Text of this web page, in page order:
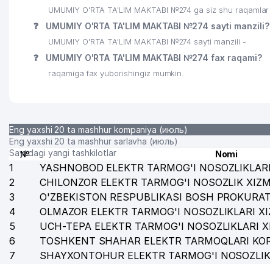
UMUMIY O'RTA TA'LIM MAKTABI №274 ga siz shu
❓ UMUMIY O'RTA TA'LIM MAKTABI №274 sayti manzili?
UMUMIY O'RTA TA'LIM MAKTABI №274 sayti manzili -
❓ UMUMIY O'RTA TA'LIM MAKTABI №274 fax raqami?
raqamiga fax yuborishingiz mumkin.
Eng yaxshi 20 ta mashhur kompaniya (июль)
Eng yaxshi 20 ta mashhur sarlavha (июль)
Saytdagi yangi tashkilotlar
№ Nomi
1 YASHNOBOD ELEKTR TARMOG'I
2
CHILONZOR ELEKTR TARMOG'I NOSOZLIK
3
O'ZBEKISTON RESPUBLIKASI BOSH
4
OLMAZOR ELEKTR TARMOG'I NOSOZLIKLARI
5
UCH-TEPA ELEKTR TARMOG'I NOSOZLIKLARI
6
TOSHKENT SHAHAR ELEKTR TARMOQLARI
7
SHAYXONTOHUR ELEKTR TARMOG'I